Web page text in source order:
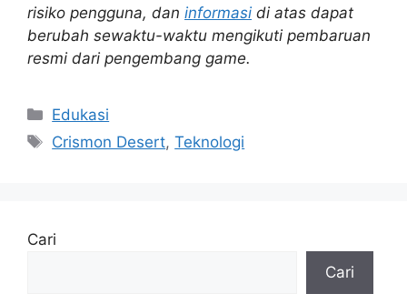
risiko pengguna, dan informasi di atas dapat
berubah sewaktu-waktu mengikuti pembaruan
resmi dari pengembang game.
Kategori
Edukasi
Tag
Crismon Desert,Teknologi
Cari
Cari